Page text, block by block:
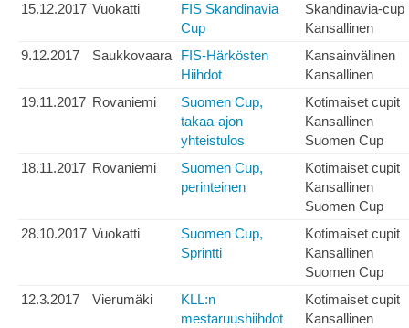
15.12.2017 Vuokatti
FIS Skandinavia
Cup
Skandinavia-cup
Kansallinen
9.12.2017
Saukkovaara
FIS-Härkösten
Hiihdot
Kansainvälinen
Kansallinen
19.11.2017 Rovaniemi
Suomen Cup,
takaa-ajon
yhteistulos
Kotimaiset cupit
Kansallinen
Suomen Cup
18.11.2017 Rovaniemi
Suomen Cup,
perinteinen
Kotimaiset cupit
Kansallinen
Suomen Cup
28.10.2017 Vuokatti
Suomen Cup,
Sprintti
Kotimaiset cupit
Kansallinen
Suomen Cup
12.3.2017
Vierumäki
KLL:n
mestaruushiihdot
Kotimaiset cupit
Kansallinen